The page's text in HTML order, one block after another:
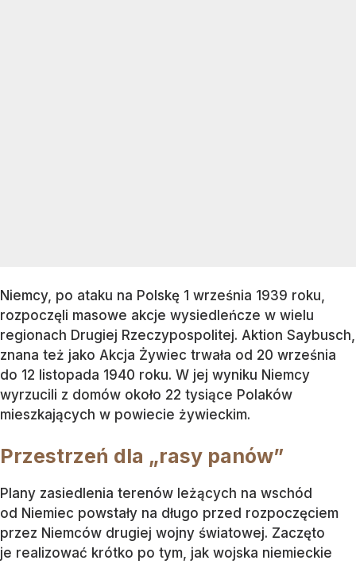
Niemcy, po ataku na Polskę 1 września 1939 roku,
rozpoczęli masowe akcje wysiedleńcze w wielu
regionach Drugiej Rzeczypospolitej. Aktion Saybusch,
znana też jako Akcja Żywiec trwała od 20 września
do 12 listopada 1940 roku. W jej wyniku Niemcy
wyrzucili z domów około 22 tysiące Polaków
mieszkających w powiecie żywieckim.
Przestrzeń dla „rasy panów”
Plany zasiedlenia terenów leżących na wschód
od Niemiec powstały na długo przed rozpoczęciem
przez Niemców drugiej wojny światowej. Zaczęto
je realizować krótko po tym, jak wojska niemieckie